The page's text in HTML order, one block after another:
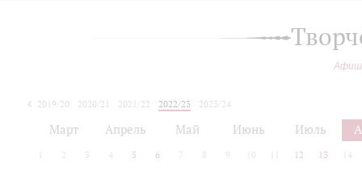
2019/20 2020/21 2021/22 2022/23
2023/24
Март Апрель Май Июнь Июль
2 3 4 5 6 7 8 9 10 12 13 14